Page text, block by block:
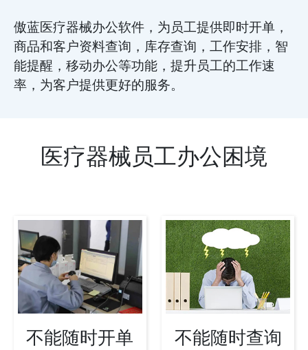
傲蓝医疗器械办公软件，为员工提供即时开单，
商品和客户资料查询，库存查询，工作安排，智
能提醒，移动办公等功能，提升员工的工作速
率，为客户提供更好的服务。
医疗器械员工办公困境
不能随时开单 不能随时查询